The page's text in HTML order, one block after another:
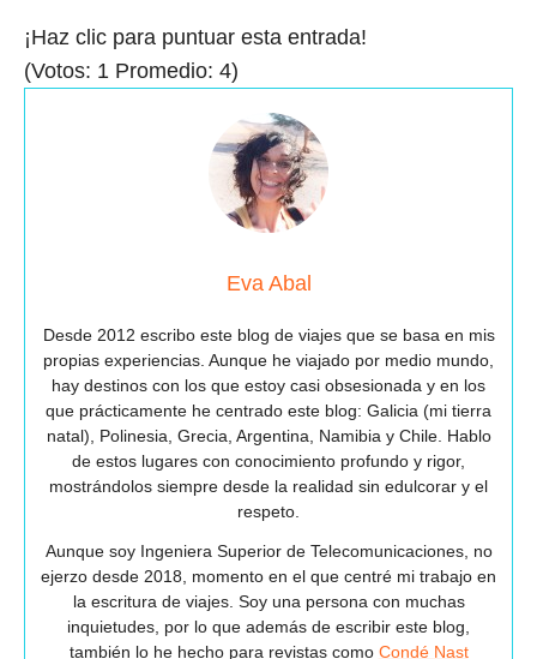
¡Haz clic para puntuar esta entrada!
(Votos: 1 Promedio: 4)
Eva Abal
Desde 2012 escribo este blog de viajes que se basa en mis
propias experiencias. Aunque he viajado por medio mundo,
hay destinos con los que estoy casi obsesionada y en los
que prácticamente he centrado este blog: Galicia (mi tierra
natal), Polinesia, Grecia, Argentina, Namibia y Chile. Hablo
de estos lugares con conocimiento profundo y rigor,
mostrándolos siempre desde la realidad sin edulcorar y el
respeto.
Aunque soy Ingeniera Superior de Telecomunicaciones, no
ejerzo desde 2018, momento en el que centré mi trabajo en
la escritura de viajes. Soy una persona con muchas
inquietudes, por lo que además de escribir este blog,
también lo he hecho para revistas como Condé Nast